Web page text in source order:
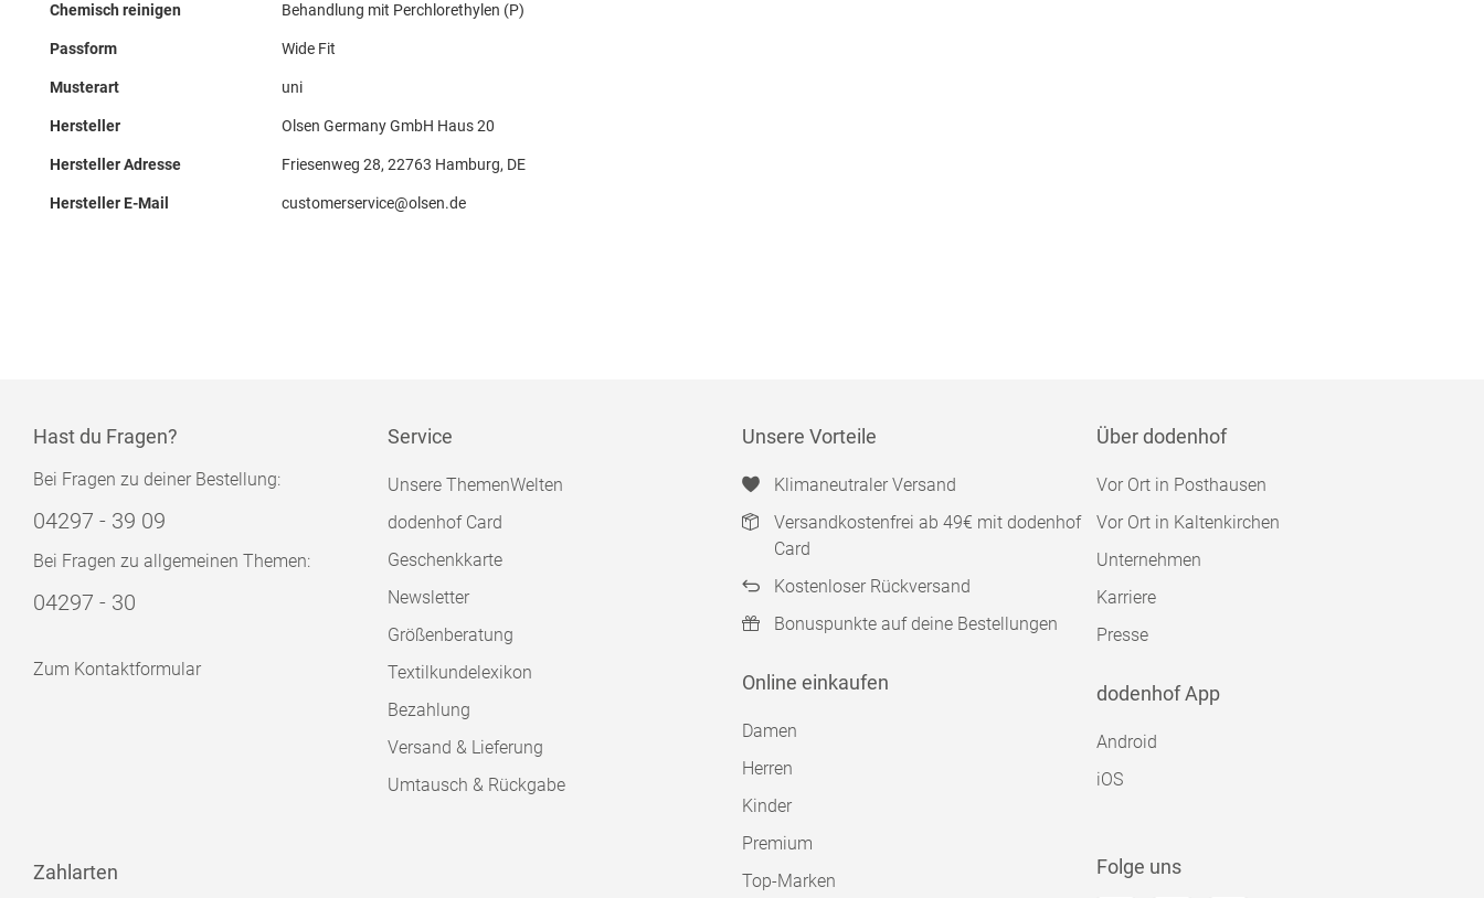
Chemisch reinigen Behandlung mit Perchlorethylen (P)
Passform Wide Fit
Musterart uni
Hersteller Olsen Germany GmbH Haus 20
Hersteller Adresse Friesenweg 28, 22763 Hamburg, DE
Hersteller E-Mail customerservice@olsen.de
Hast du Fragen?
Bei Fragen zu deiner Bestellung:
04297 - 39 09
Bei Fragen zu allgemeinen Themen:
04297 - 30
Zum Kontaktformular
Service
Unsere ThemenWelten
dodenhof Card
Geschenkkarte
Newsletter
Größenberatung
Textilkundelexikon
Bezahlung
Versand & Lieferung
Umtausch & Rückgabe
Unsere Vorteile
Klimaneutraler Versand
Versandkostenfrei ab 49€ mit dodenhof
Card
Kostenloser Rückversand
Bonuspunkte auf deine Bestellungen
Online einkaufen
Damen
Herren
Kinder
Premium
Top-Marken
Über dodenhof
Vor Ort in Posthausen
Vor Ort in Kaltenkirchen
Unternehmen
Karriere
Presse
dodenhof App
Android
iOS
Zahlarten Folge uns